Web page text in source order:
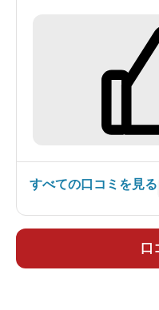
黒湯の濃さは透明度
兎に角、ものすごく
ちらほら舞っていま
浴びたくなる衝動に
さすがに１基ある立
ふつうの湯水でした
すべての口コミを見る
口